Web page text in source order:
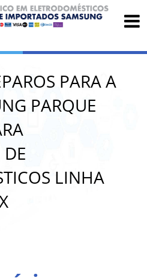
PARA A
PARQUE
LINHA